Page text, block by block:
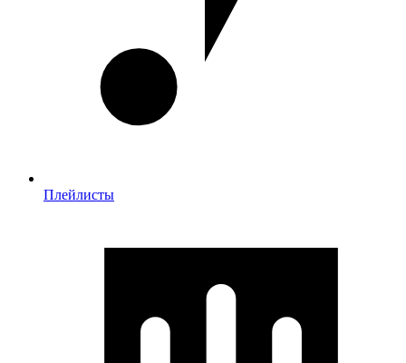
Плейлисты